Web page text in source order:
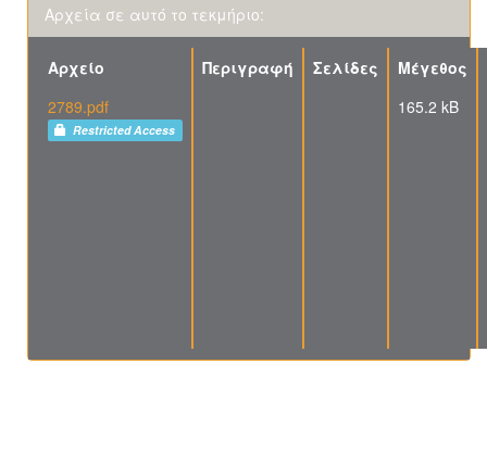
Αρχεία σε αυτό το τεκμήριο:
Αρχείο Περιγραφή Σελίδες
Μέγεθος
2789.pdf
Restricted Access
165.2 kB